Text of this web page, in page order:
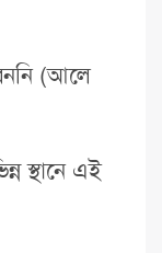
(আলে
স্থানে এই